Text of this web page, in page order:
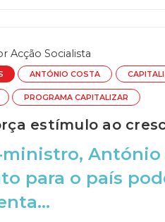
Acção Socialista
ANTÓNIO COSTA
PROGRAMA CAPITALIZAR
estímulo ao
António
para o país